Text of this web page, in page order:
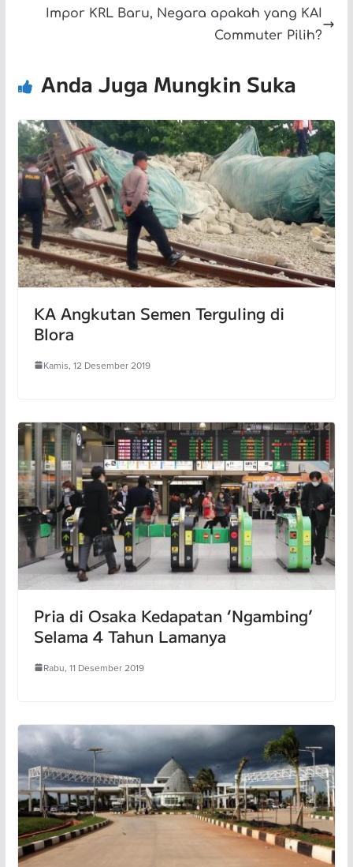
Impor KRL Baru, Negara apakah yang KAI
Commuter Pilih?
Anda Juga Mungkin Suka
KA Angkutan Semen Terguling di
Blora
Kamis, 12 Desember 2019
Pria di Osaka Kedapatan ‘Ngambing’
Selama 4 Tahun Lamanya
Rabu, 11 Desember 2019